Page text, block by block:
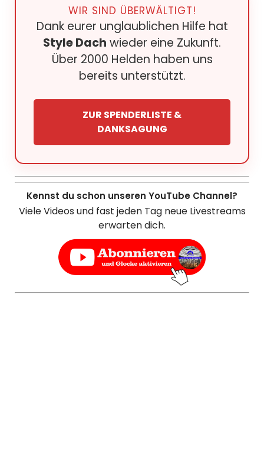
WIR SIND ÜBERWÄLTIGT!
Dank eurer unglaublichen Hilfe hat
Style Dach wieder eine Zukunft.
Über 2000 Helden haben uns
bereits unterstützt.
ZUR SPENDERLISTE &
DANKSAGUNG
Kennst du schon unseren YouTube Channel?
Viele Videos und fast jeden Tag neue Livestreams
erwarten dich.